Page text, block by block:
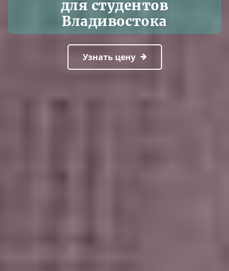
для студентов
Владивостока
Узнать цену